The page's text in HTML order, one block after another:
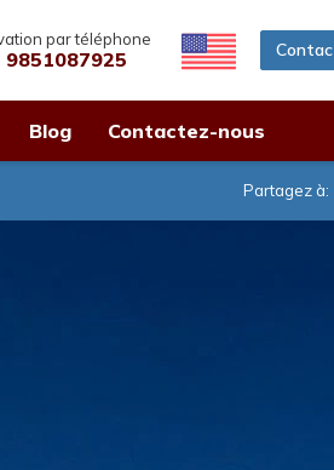
par téléphone
9851087925
Blog Contactez-nous
Partagez à: